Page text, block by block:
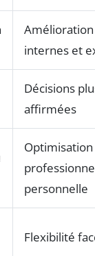
internes et
Décisions
affirmées
Optimisation
personnelle
Flexibilité